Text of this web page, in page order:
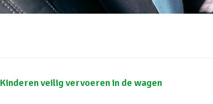
Kinderen veilig vervoeren in de wagen